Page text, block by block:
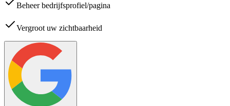
Beheer bedrijfsprofiel/pagina
Vergroot uw zichtbaarheid